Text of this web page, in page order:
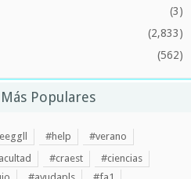
(3)
(2,833)
(562)
Populares
#help
#verano
#craest
#ciencias